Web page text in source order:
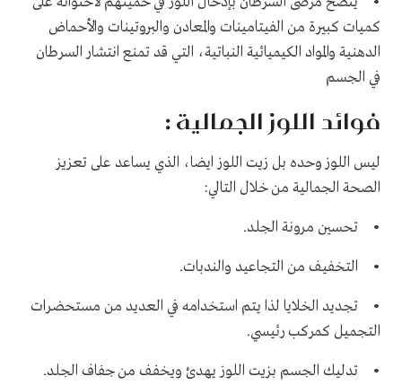
كميات كبيرة من الفيتامينات والمعادن والبروتينات والأحماض
الدهنية والمواد الكيميائية النباتية، التي قد تمنع انتشار السرطان
في الجسم
فوائد اللوز الجمالية :
ليس اللوز وحده بل زيت اللوز ايضا، الذي يساعد على تعزيز
الصحة الجمالية من خلال التالي:
• تحسين مرونة الجلد.
• التخفيف من التجاعيد والندبات.
• تجديد الخلايا لذا يتم استخدامه في العديد من مستحضرات
التجميل كمركب رئيسي.
• تدليك الجسم بزيت اللوز يهدئ ويخفف من جفاف الجلد.